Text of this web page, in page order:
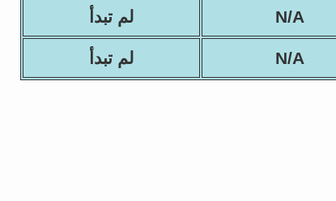
N/A لم تبدأ
N/A لم تبدأ